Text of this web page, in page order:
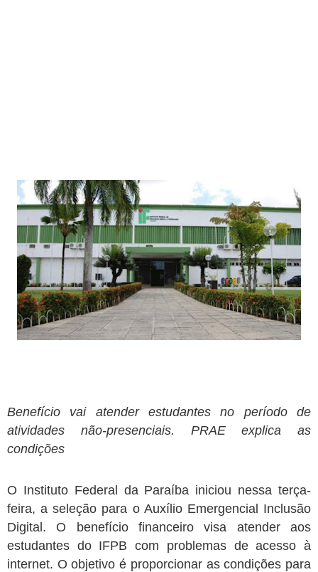
Benefício vai atender estudantes no período de
atividades não-presenciais. PRAE explica as
condições
O Instituto Federal da Paraíba iniciou nessa terça-
feira, a seleção para o Auxílio Emergencial Inclusão
Digital. O benefício financeiro visa atender aos
estudantes do IFPB com problemas de acesso à
internet. O objetivo é proporcionar as condições para